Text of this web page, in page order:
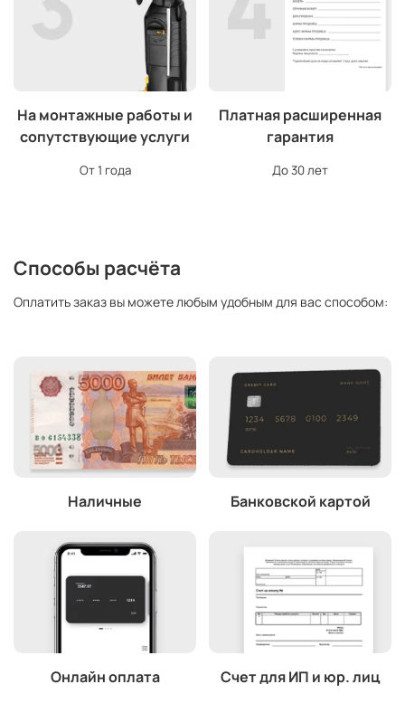
На монтажные работы и
сопутствующие услуги
От 1 года
Платная расширенная
гарантия
До 30 лет
Способы расчёта
Оплатить заказ вы можете любым удобным для вас способом:
Наличные Банковской картой
Онлайн оплата Счет для ИП и юр. лиц